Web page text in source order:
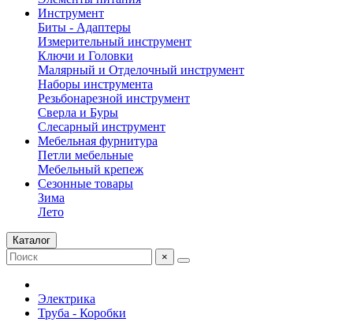
Инструмент
Биты - Адаптеры
Измерительный инструмент
Ключи и Головки
Малярный и Отделочный инструмент
Наборы инструмента
Резьбонарезной инструмент
Сверла и Буры
Слесарный инструмент
Мебельная фурнитура
Петли мебельные
Мебельный крепеж
Сезонные товары
Зима
Лето
Каталог
×
Электрика
Труба - Коробки